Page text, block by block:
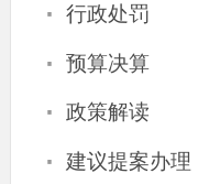
· 行政处罚
· 预算决算
· 政策解读
· 建议提案办理